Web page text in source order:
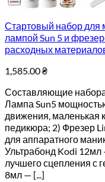
Стартовый набор для
лампой Sun 5 и
расходных
1,585.00₴
Составляющие
Лампа Sun5
движения, маленькая
педикюра; 2) Фрезер
для аппаратного
Ультрабонд Kodi 12мл
лучшего сцепления с
8мл — [...]